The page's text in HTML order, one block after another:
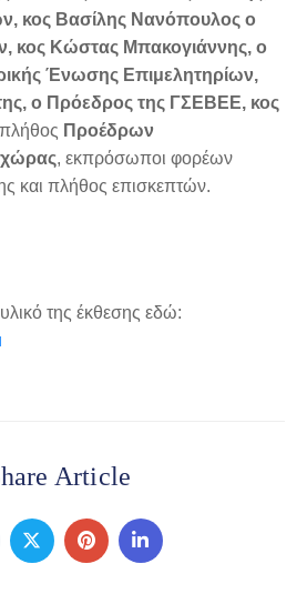
κος Βασίλης Νανόπουλος ο
κος Κώστας Μπακογιάννης, ο
Ένωσης Επιμελητηρίων,
ο Πρόεδρος της ΓΣΕΒΕΕ, κος
Προέδρων
χώρας, εκπρόσωποι φορέων
και πλήθος επισκεπτών.
της έκθεσης εδώ:
Article